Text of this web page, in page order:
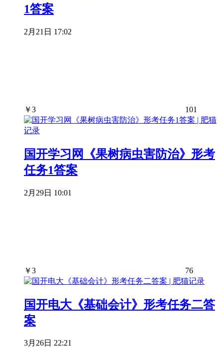
1答案
2月21日 17:02
￥3 101
国开学习网《果树病虫害防治》形考
任务1答案
2月29日 10:01
￥3 76
国开电大《基础会计》形考任务二答
案
3月26日 22:21